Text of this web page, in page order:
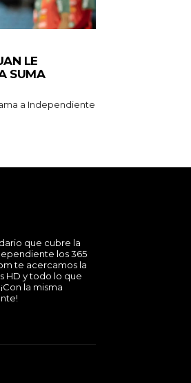
LE
SUMA
a Independiente
que cubre la
los 365
te acercamos la
HD y todo lo que
la misma